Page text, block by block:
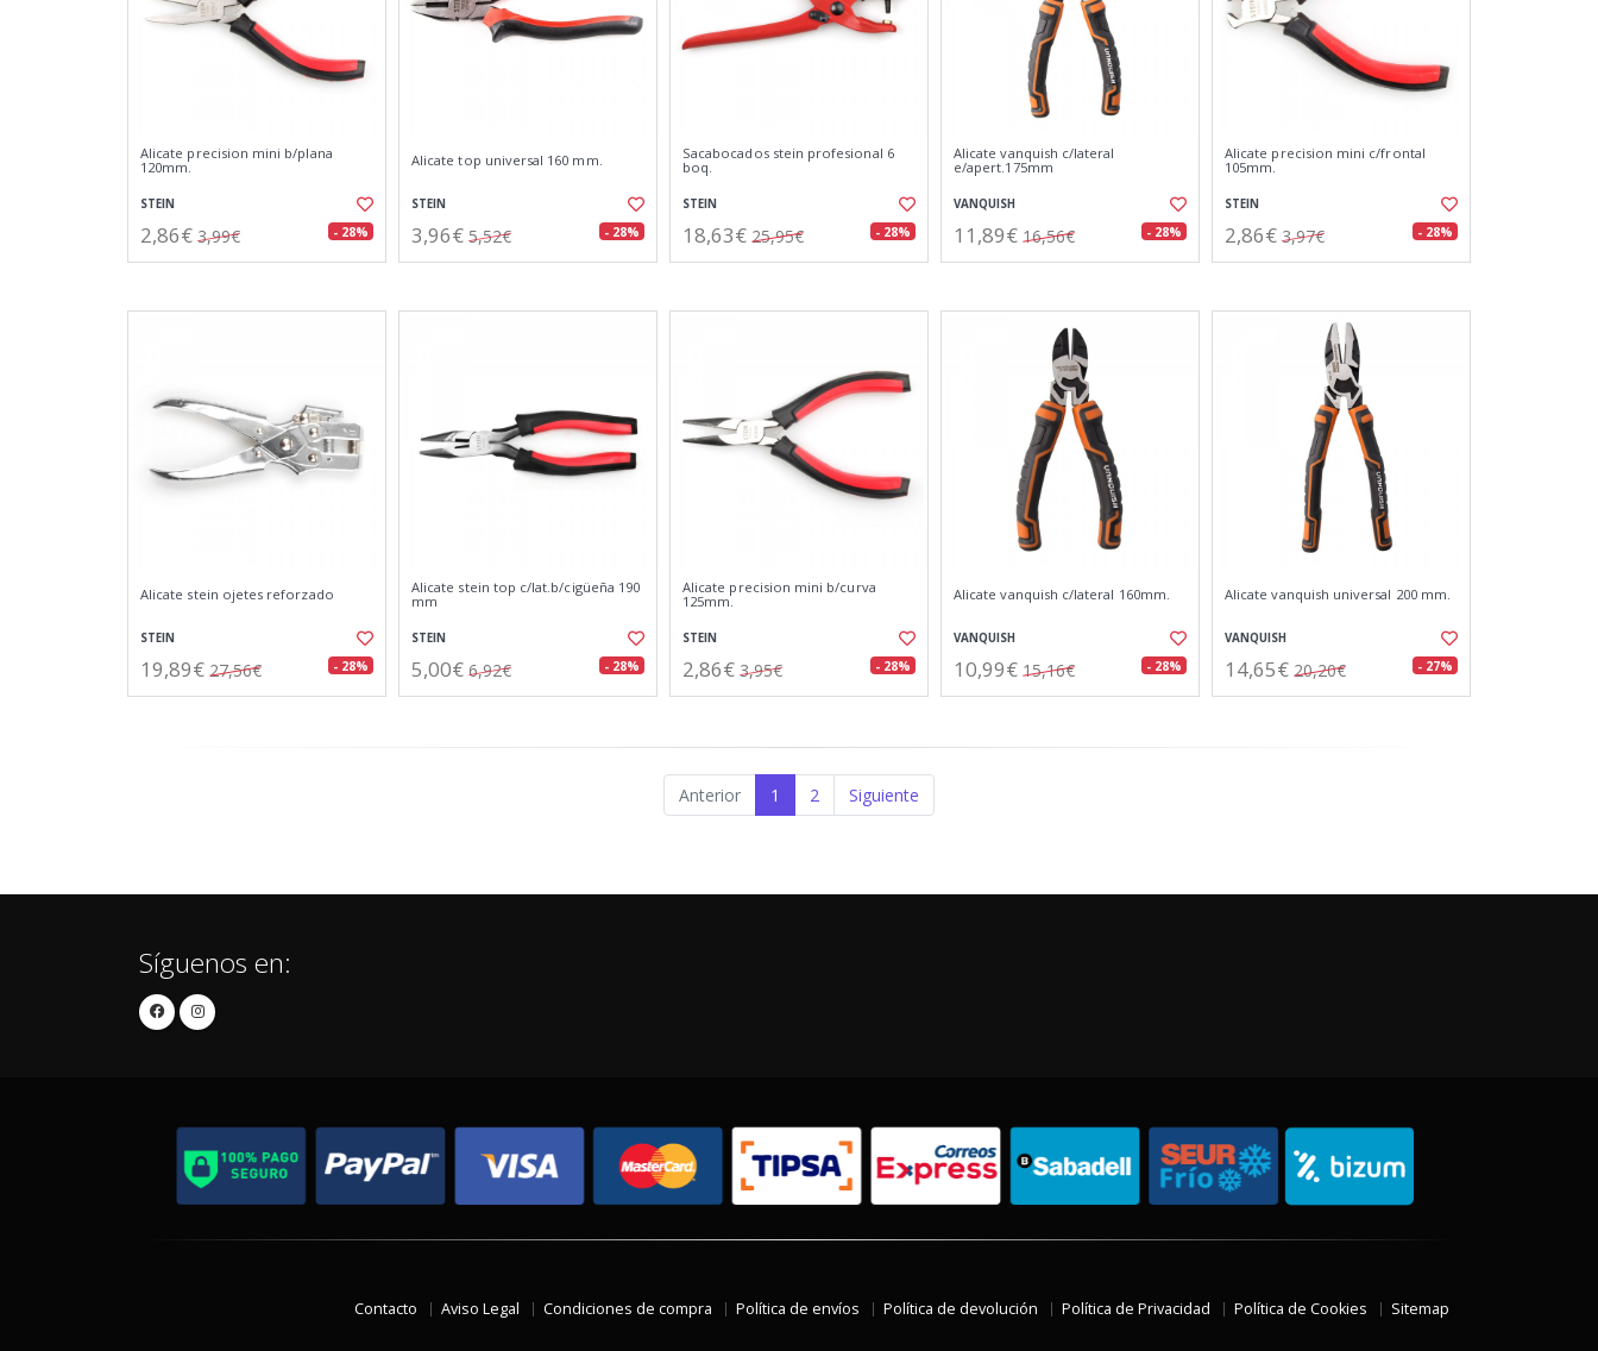
Alicate precision mini b/plana
120mm.
STEIN
2,86€ 3,99€ - 28%
Alicate top universal 160 mm.
STEIN
3,96€ 5,52€ - 28%
Sacabocados stein profesional 6
boq.
STEIN
18,63€ 25,95€ - 28%
Alicate vanquish c/lateral
e/apert.175mm
VANQUISH
11,89€ 16,56€ - 28%
Alicate precision mini c/frontal
105mm.
STEIN
2,86€ 3,97€ - 28%
Alicate stein ojetes reforzado
STEIN
19,89€ 27,56€ - 28%
Alicate stein top c/lat.b/cigüeña 190
mm
STEIN
5,00€ 6,92€ - 28%
Alicate precision mini b/curva
125mm.
STEIN
2,86€ 3,95€ - 28%
Alicate vanquish c/lateral 160mm.
VANQUISH
10,99€ 15,16€ - 28%
Alicate vanquish universal 200 mm.
VANQUISH
14,65€ 20,20€ - 27%
Anterior 1 2 Siguiente
Síguenos en:
Contacto Aviso Legal Condiciones de compra Política de envíos Política de devolución Política de Privacidad Política de Cookies Sitemap